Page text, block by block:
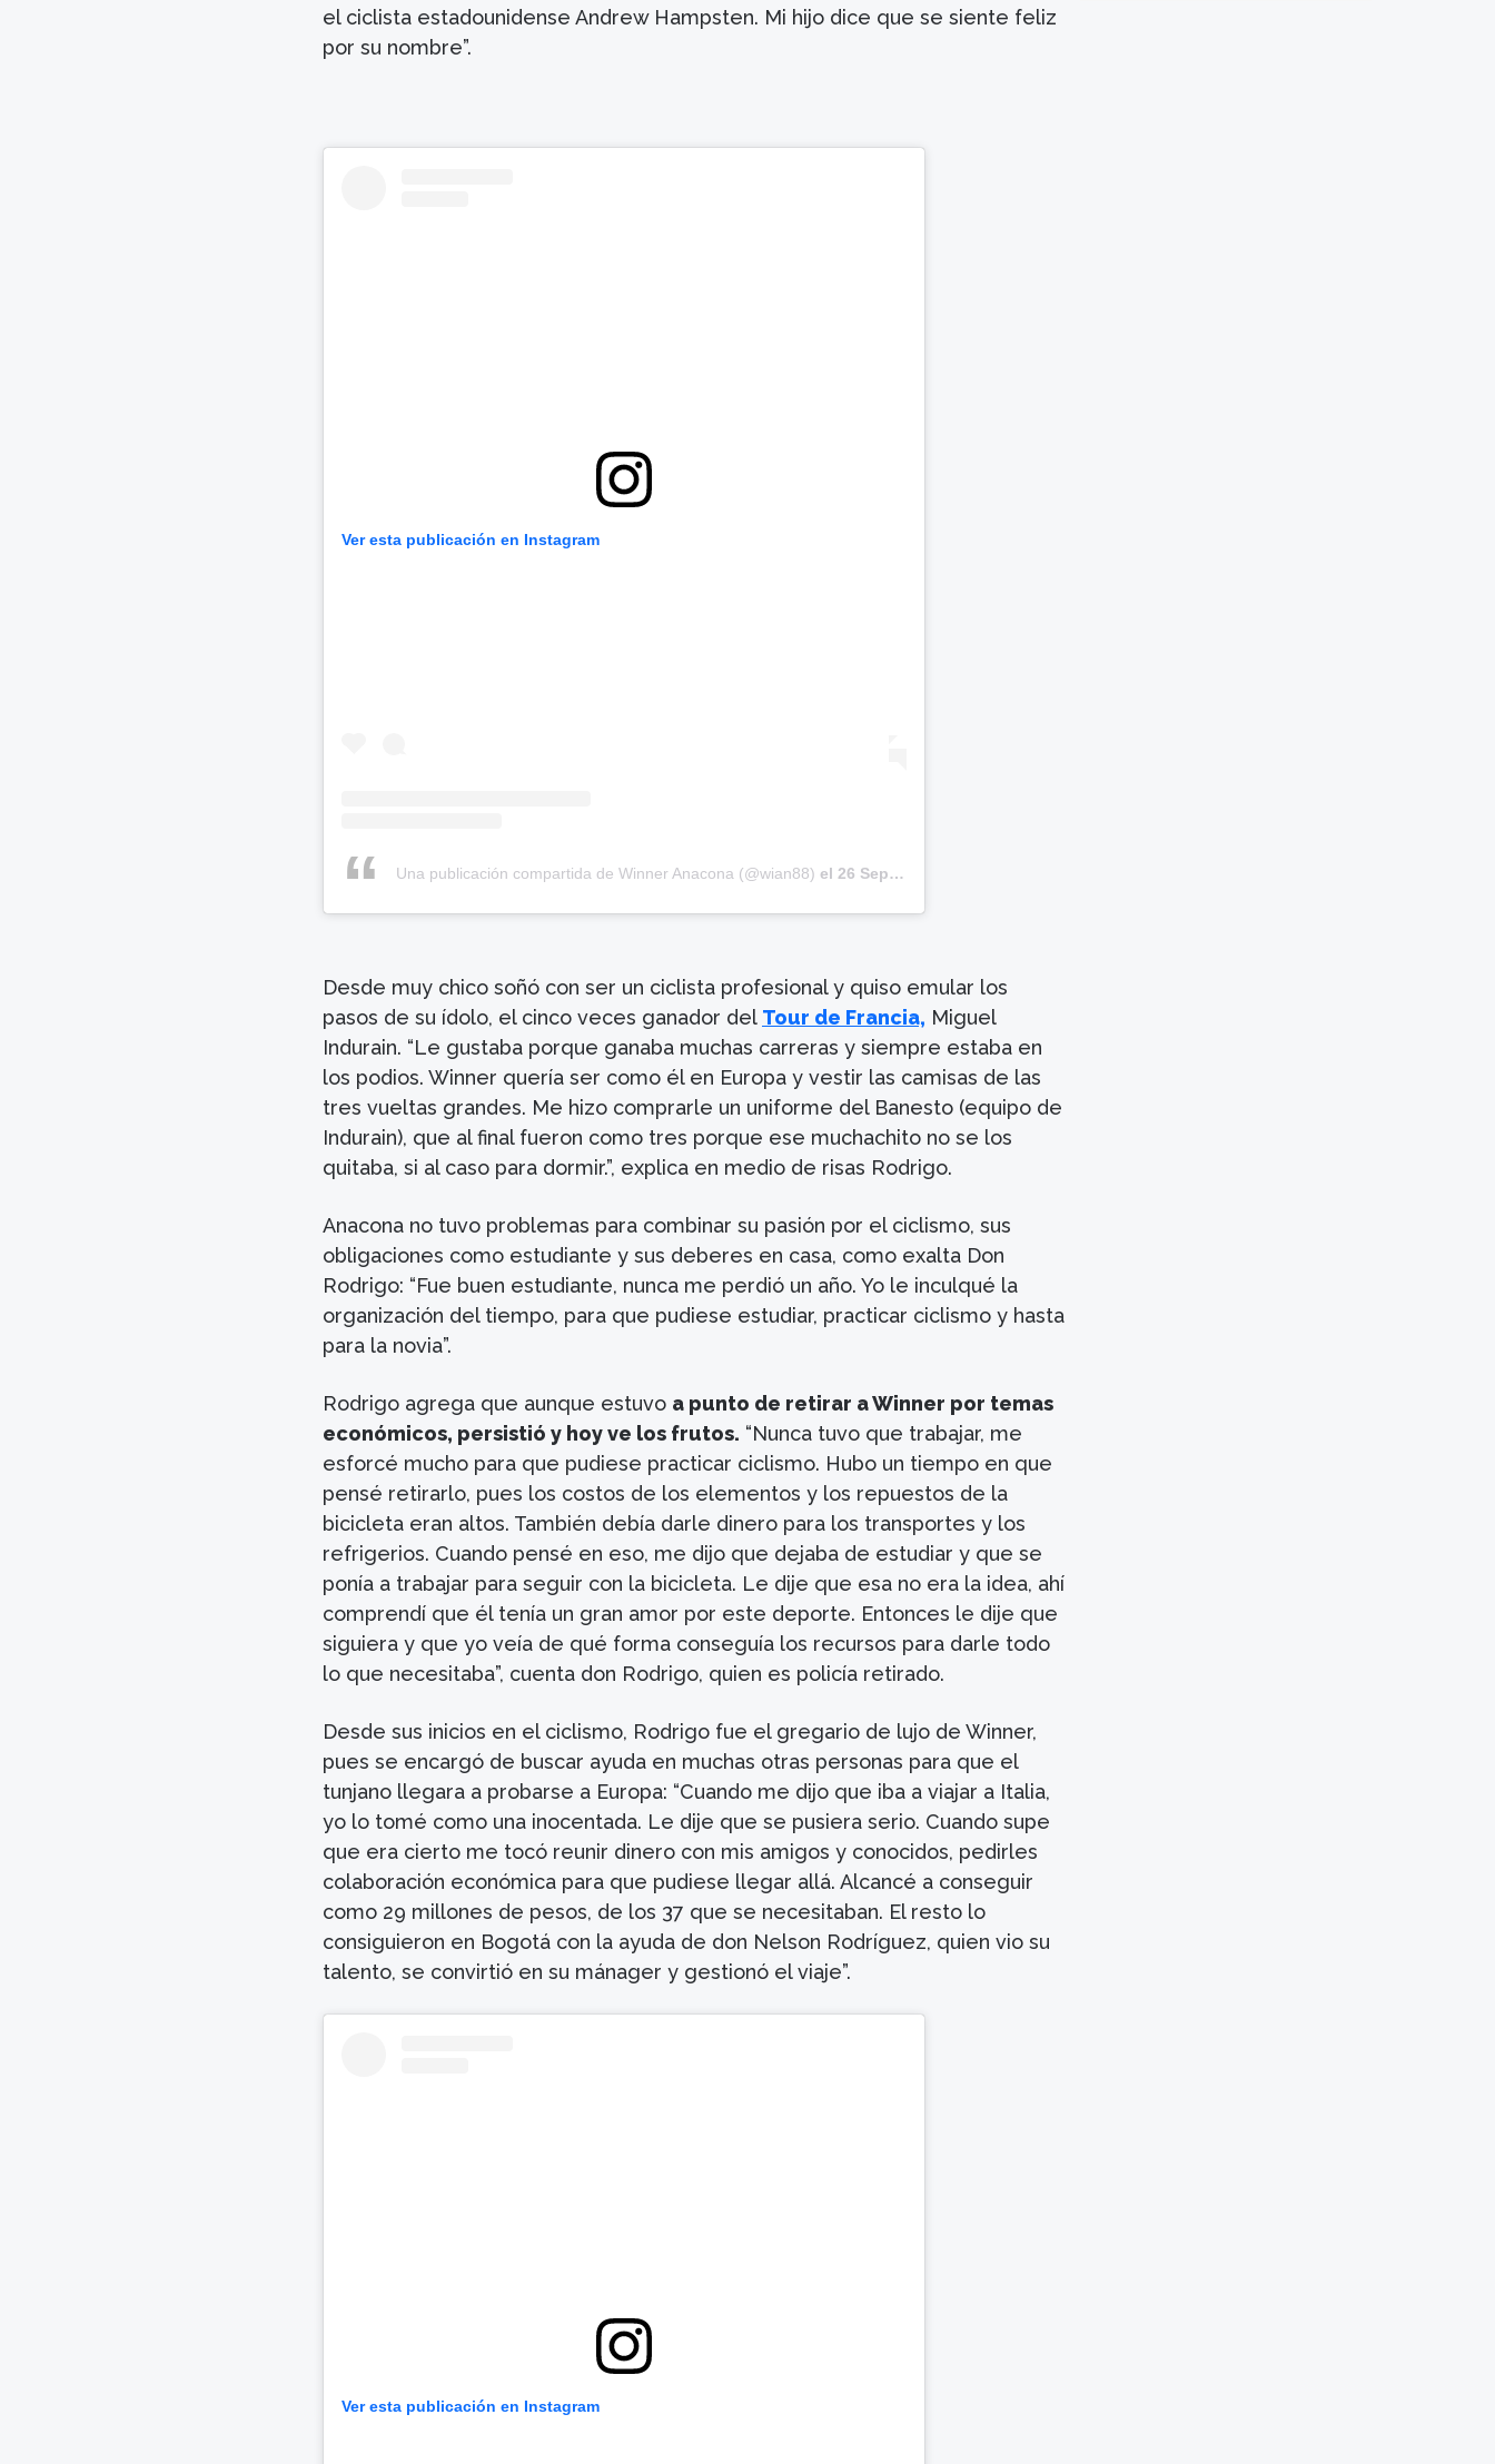
el ciclista estadounidense Andrew Hampsten. Mi hijo dice que se siente feliz
por su nombre”.
Ver esta publicación en Instagram
Una publicación compartida de Winner Anacona (@wian88) el 26 Sep, 2018 a las 12:48 PDT
Desde muy chico soñó con ser un ciclista profesional y quiso emular los
pasos de su ídolo, el cinco veces ganador del Tour de Francia, Miguel
Indurain. “Le gustaba porque ganaba muchas carreras y siempre estaba en
los podios. Winner quería ser como él en Europa y vestir las camisas de las
tres vueltas grandes. Me hizo comprarle un uniforme del Banesto (equipo de
Indurain), que al final fueron como tres porque ese muchachito no se los
quitaba, si al caso para dormir.”, explica en medio de risas Rodrigo.
Anacona no tuvo problemas para combinar su pasión por el ciclismo, sus
obligaciones como estudiante y sus deberes en casa, como exalta Don
Rodrigo: “Fue buen estudiante, nunca me perdió un año. Yo le inculqué la
organización del tiempo, para que pudiese estudiar, practicar ciclismo y hasta
para la novia”.
Rodrigo agrega que aunque estuvo a punto de retirar a Winner por temas
económicos, persistió y hoy ve los frutos. “Nunca tuvo que trabajar, me
esforcé mucho para que pudiese practicar ciclismo. Hubo un tiempo en que
pensé retirarlo, pues los costos de los elementos y los repuestos de la
bicicleta eran altos. También debía darle dinero para los transportes y los
refrigerios. Cuando pensé en eso, me dijo que dejaba de estudiar y que se
ponía a trabajar para seguir con la bicicleta. Le dije que esa no era la idea, ahí
comprendí que él tenía un gran amor por este deporte. Entonces le dije que
siguiera y que yo veía de qué forma conseguía los recursos para darle todo
lo que necesitaba”, cuenta don Rodrigo, quien es policía retirado.
Desde sus inicios en el ciclismo, Rodrigo fue el gregario de lujo de Winner,
pues se encargó de buscar ayuda en muchas otras personas para que el
tunjano llegara a probarse a Europa: “Cuando me dijo que iba a viajar a Italia,
yo lo tomé como una inocentada. Le dije que se pusiera serio. Cuando supe
que era cierto me tocó reunir dinero con mis amigos y conocidos, pedirles
colaboración económica para que pudiese llegar allá. Alcancé a conseguir
como 29 millones de pesos, de los 37 que se necesitaban. El resto lo
consiguieron en Bogotá con la ayuda de don Nelson Rodríguez, quien vio su
talento, se convirtió en su mánager y gestionó el viaje”.
Ver esta publicación en Instagram